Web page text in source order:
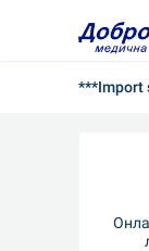
***Import